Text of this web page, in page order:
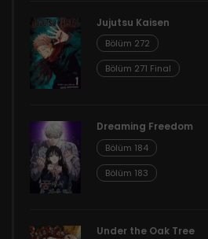
Jujutsu Kaisen
Bölüm 272
Bölüm 271 Final
Dreaming Freedom
Bölüm 184
Bölüm 183
Under the Oak Tree